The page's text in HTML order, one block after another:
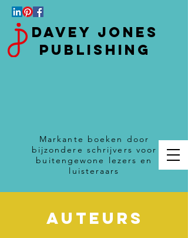
Davey Jones
Publishing
Markante boeken door
bijzondere schrijvers voor
buitengewone lezers en
luisteraars
auteurs